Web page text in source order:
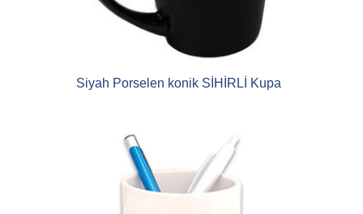
Siyah Porselen konik SİHİRLİ Kupa